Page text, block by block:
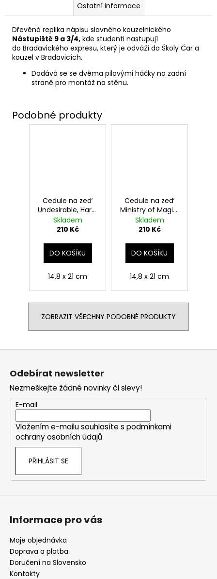
Ostatní informace
Dřevěná replika nápisu slavného kouzelnického
Nástupiště 9 a 3/4, kde studenti nastupují
do Bradavického expresu, který je odváží do Školy Čar a
kouzel v Bradavicích.
Dodává se se dvěma pilovými háčky na zadní
straně pro montáž na stěnu.
Cedule na zeď
Undesirable, Harry
Potter
Skladem
210 Kč
DO KOŠÍKU
14,8 x 21 cm
Cedule na zeď
Ministry of Magic,
Harry Potter
Skladem
210 Kč
DO KOŠÍKU
14,8 x 21 cm
ZOBRAZIT VŠECHNY PODOBNÉ PRODUKTY
HARRY
POTTER
599
Kč
Z
Odebírat newsletter
Nezmeškejte žádné novinky či slevy!
E-mail
Vložením e-mailu souhlasíte s podmínkami
ochrany osobních údajů
PŘIHLÁSIT SE
Informace pro vás
Moje objednávka
Doprava a platba
Doručení na Slovensko
Kontakty